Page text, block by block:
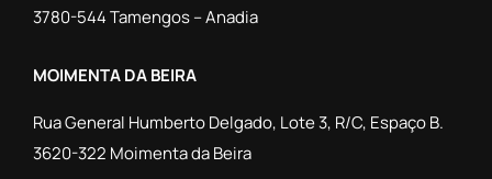
3780-544 Tamengos – Anadia
MOIMENTA DA BEIRA
Rua General Humberto Delgado, Lote 3, R/C, Espaço B.
3620-322 Moimenta da Beira